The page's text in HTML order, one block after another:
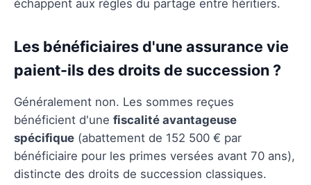
échappent aux règles du partage entre héritiers.
Les bénéficiaires d'une assurance vie
paient-ils des droits de succession ?
Généralement non. Les sommes reçues
bénéficient d'une fiscalité avantageuse
spécifique (abattement de 152 500 € par
bénéficiaire pour les primes versées avant 70 ans),
distincte des droits de succession classiques.